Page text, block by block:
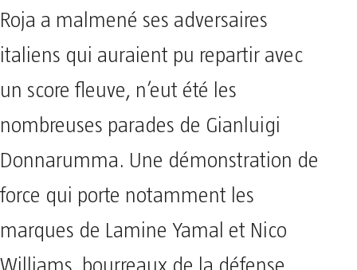
Roja a malmené ses adversaires
italiens qui auraient pu repartir avec
un score fleuve, n’eut été les
nombreuses parades de Gianluigi
Donnarumma. Une démonstration de
force qui porte notamment les
marques de Lamine Yamal et Nico